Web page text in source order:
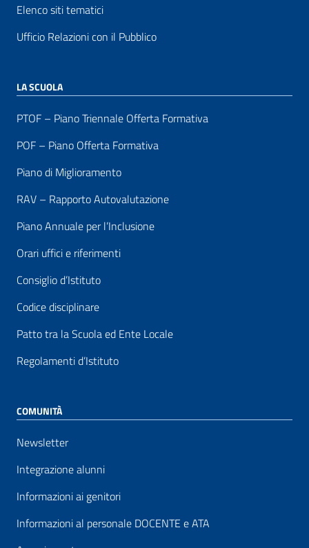
Elenco siti tematici
Ufficio Relazioni con il Pubblico
LA SCUOLA
PTOF – Piano Triennale Offerta Formativa
POF – Piano Offerta Formativa
Piano di Miglioramento
RAV – Rapporto Autovalutazione
Piano Annuale per l’Inclusione
Orari uffici e riferimenti
Consiglio d’Istituto
Codice disciplinare
Patto tra la Scuola ed Ente Locale
Regolamenti d’Istituto
COMUNITÀ
Newsletter
Integrazione alunni
Informazioni ai genitori
Informazioni al personale DOCENTE e ATA